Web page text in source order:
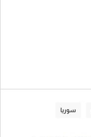
سوريا